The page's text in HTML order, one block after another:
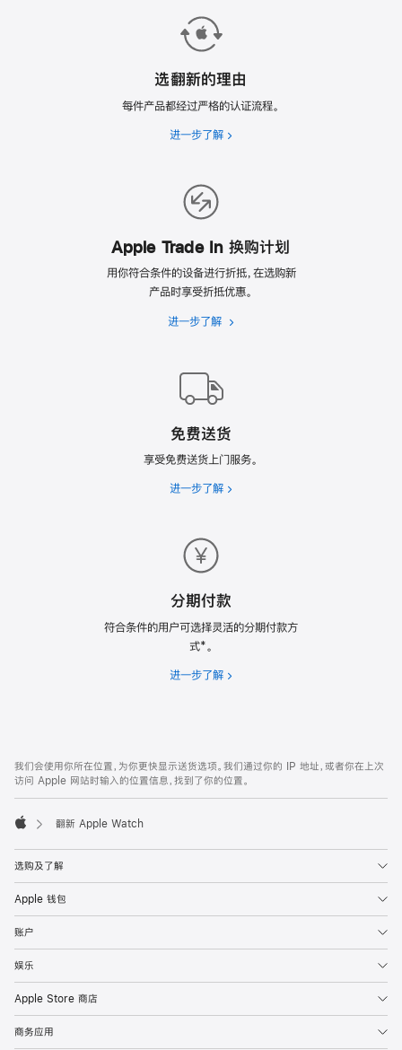
Return/Enter
key
to
go
the
选翻新的理由
每件产品都经过严格的认证流程。
进一步了解 选
Apple Trade In 换购计划
用你符合条件的设备进行折抵，在选购新
产品时享受折抵优惠。
进一步了解
Apple
划
免费送货
享受免费送货上门服务。
进一步了解 免
分期付款
符合条件的用户可选择灵活的分期付款方
式*。
进一步了解 分
页
页
脚
注
我们会使用你所在位置，为你更快显示送货选项。我们通过你的 IP 地址，或者你在上次
访问 Apple 网站时输入的位置信息，找到了你的位置。
翻新 Apple Watch
选购及了解
Apple 钱包
账户
娱乐
Apple Store 商店
商务应用